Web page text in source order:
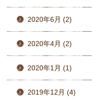
2020年6月 (2)
2020年4月 (2)
2020年1月 (1)
2019年12月 (4)